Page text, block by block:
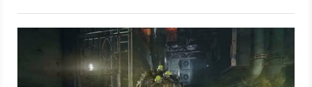
kaufen könnt. Bei den Skitarii handelt es sich um fanatische
Fußsoldaten des Maschinengottes Adeptus Mechanicus, die
einst gestorben und als Cyborg wiederbelebt wurden.
Gameplay der neuen Klasse seht ihr im Release-Trailer.